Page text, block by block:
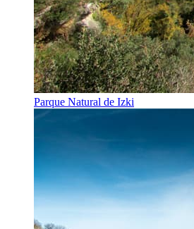
Parque Natural de Izki